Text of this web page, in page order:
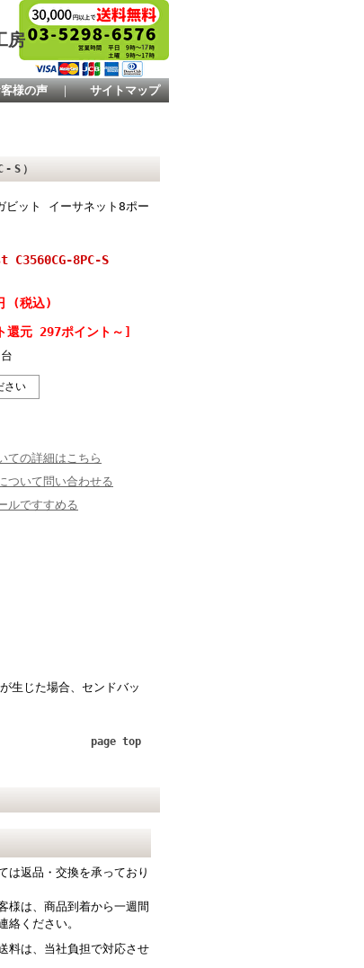
房
様の声 ｜ サイトマップ
S）
ット イーサネット8ポー
C3560CG-8PC-S
(税込)
還元 297ポイント～]
台
さい
ての詳細はこちら
ついて問い合わせる
ルですすめる
生じた場合、センドバッ
page top
は返品・交換を承っており
様は、商品到着から一週間
絡ください。
料は、当社負担で対応させ